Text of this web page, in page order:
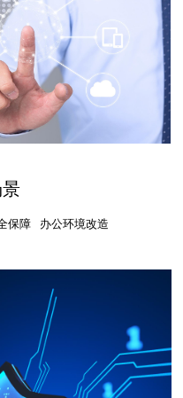
保障 办公环境改造